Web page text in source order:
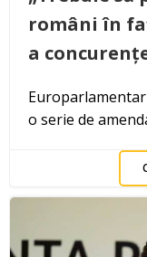
români în
a
o serie de